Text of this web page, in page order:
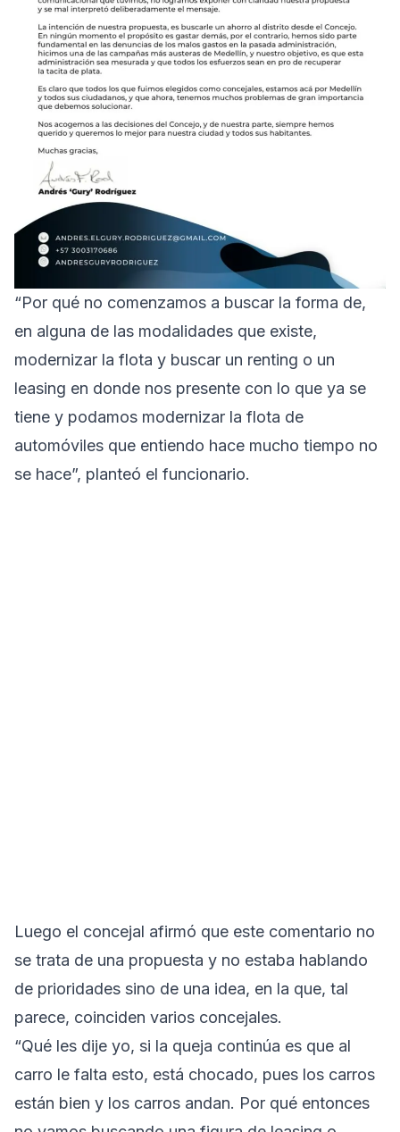
“Por qué no comenzamos a buscar la forma de,
en alguna de las modalidades que existe,
modernizar la flota y buscar un renting o un
leasing en donde nos presente con lo que ya se
tiene y podamos modernizar la flota de
automóviles que entiendo hace mucho tiempo no
se hace”, planteó el funcionario.
Luego el concejal afirmó que este comentario no
se trata de una propuesta y no estaba hablando
de prioridades sino de una idea, en la que, tal
parece, coinciden varios concejales.
“Qué les dije yo, si la queja continúa es que al
carro le falta esto, está chocado, pues los carros
están bien y los carros andan. Por qué entonces